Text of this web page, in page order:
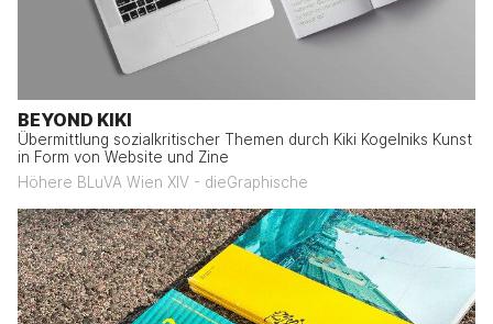
BEYOND KIKI
Übermittlung sozialkritischer Themen durch Kiki Kogelniks Kunst
in Form von Website und Zine
Höhere BLuVA Wien XIV - dieGraphische